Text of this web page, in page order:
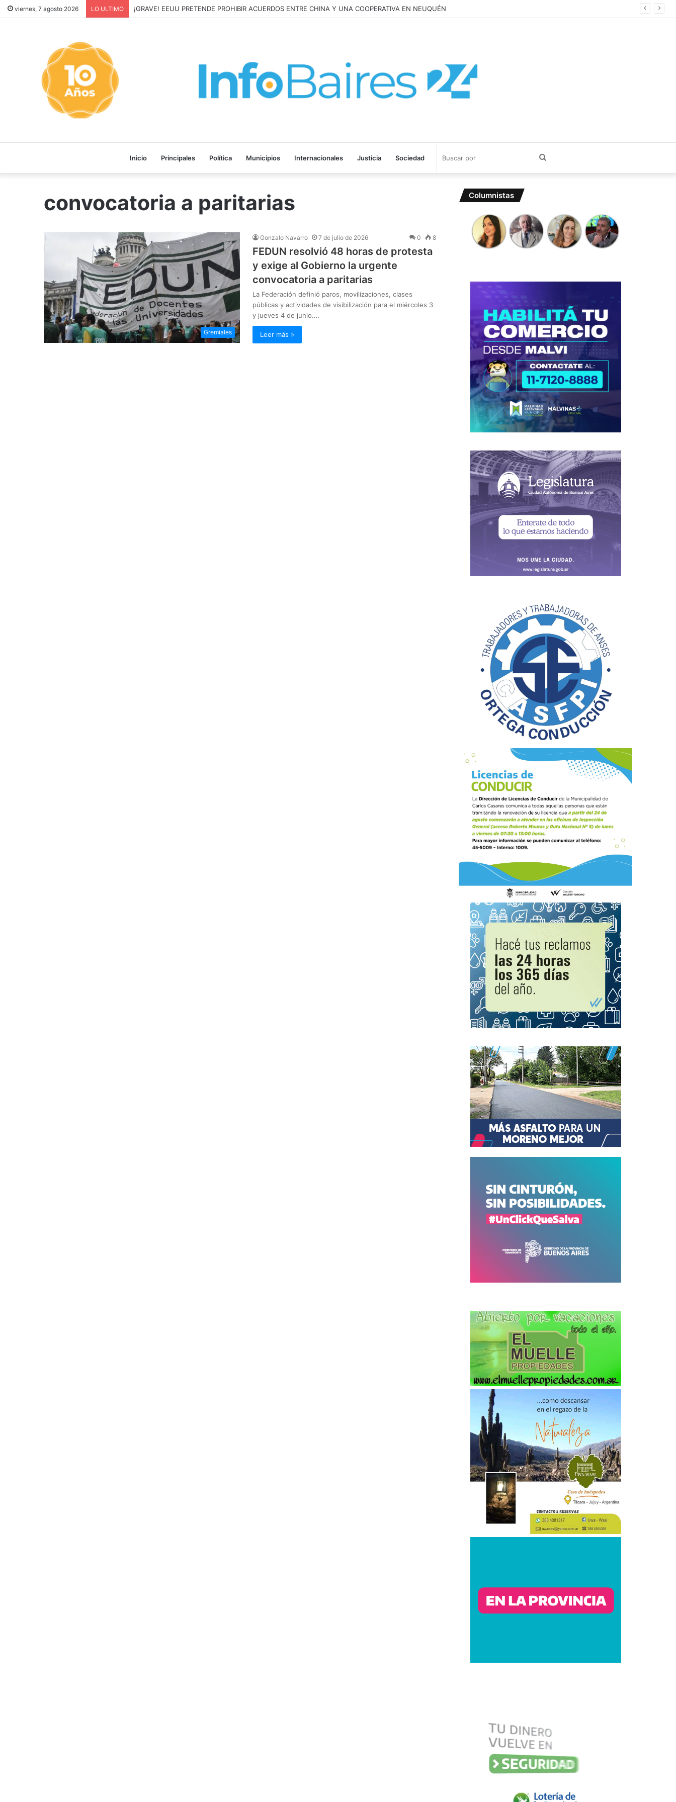
viernes, 7 agosto 2026 LO ULTIMO ¡GRAVE! EEUU PRETENDE PROHIBIR ACUERDOS ENTRE CHINA Y UNA COOPERATIVA EN NEUQUÉN
Inicio Principales Política Municipios Internacionales Justicia Sociedad
convocatoria a paritarias
Gremiales
Gonzalo Navarro 7 de julio de 2026 0 8
FEDUN resolvió 48 horas de protesta
y exige al Gobierno la urgente
convocatoria a paritarias
La Federación definió paros, movilizaciones, clases
públicas y actividades de visibilización para el miércoles 3
y jueves 4 de junio.…
Leer más »
Columnistas